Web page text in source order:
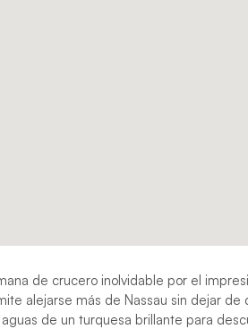
de crucero inolvidable por el
alejarse más de Nassau sin dejar
de un turquesa brillante para